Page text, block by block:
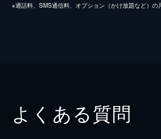
※通話料、SMS通信料、オプション（かけ放題など）の
よくある質問